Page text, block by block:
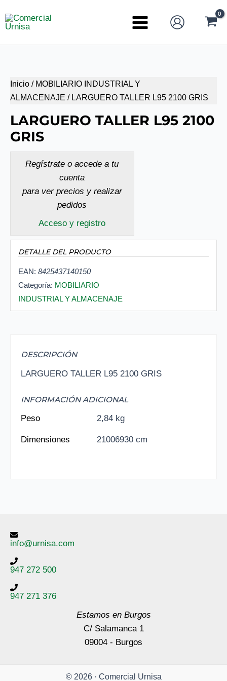
al
Main
Inicio / MOBILIARIO INDUSTRIAL Y
ALMACENAJE / LARGUERO TALLER L95 2100 GRIS
LARGUERO TALLER L95 2100
GRIS
Regístrate o accede a tu
cuenta
para ver precios y realizar
pedidos
Acceso y registro
DETALLE DEL PRODUCTO
EAN: 8425437140150
Categoría: MOBILIARIO
INDUSTRIAL Y ALMACENAJE
DESCRIPCIÓN
LARGUERO TALLER L95 2100 GRIS
INFORMACIÓN ADICIONAL
Peso
2,84 kg
Dimensiones 21006930 cm
info@urnisa.com
947 272 500
947 271 376
Estamos en Burgos
C/ Salamanca 1
09004 - Burgos
© 2026 · Comercial Urnisa